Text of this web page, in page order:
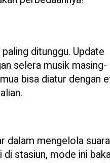
ditunggu. Update
selera musik masing-
bisa diatur dengan
dalam mengelola
di stasiun, mode ini